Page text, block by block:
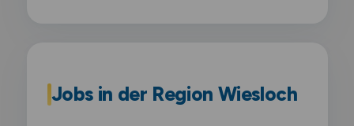
Jobs in der Region Wiesloch